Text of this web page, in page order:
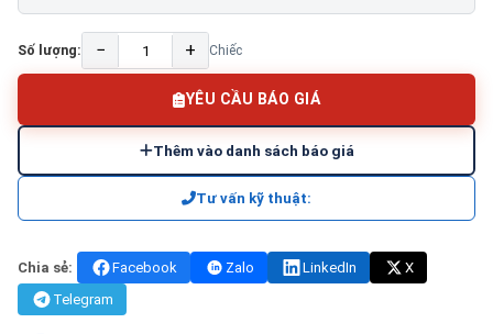
Số lượng: − + Chiếc
YÊU CẦU BÁO GIÁ
Thêm vào danh sách báo giá
Tư vấn kỹ thuật:
Chia sẻ: Facebook Zalo LinkedIn
X
Telegram